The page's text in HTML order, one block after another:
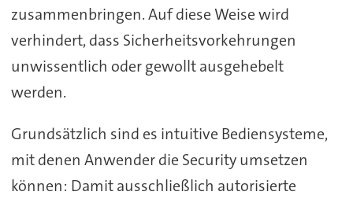
zusammenbringen. Auf diese Weise wird
verhindert, dass Sicherheitsvorkehrungen
unwissentlich oder gewollt ausgehebelt
werden.
Grundsätzlich sind es intuitive Bediensysteme,
mit denen Anwender die Security umsetzen
können: Damit ausschließlich autorisierte